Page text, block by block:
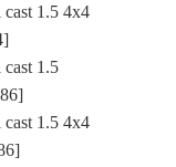
1.5 4x4
1.5
1.5 4x4